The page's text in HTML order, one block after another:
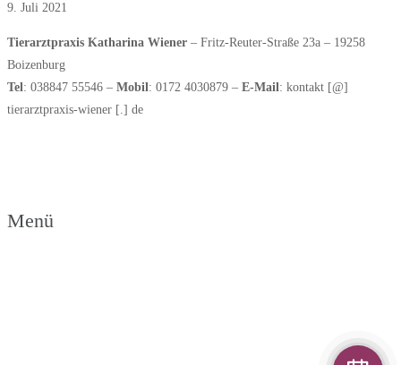
9. Juli 2021
Tierarztpraxis Katharina Wiener – Fritz-Reuter-Straße 23a – 19258
Boizenburg
Tel: 038847 55546 – Mobil: 0172 4030879 – E-Mail: kontakt [@]
tierarztpraxis-wiener [.] de
Menü